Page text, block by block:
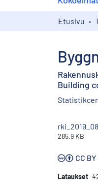
Etusivu
Building
285.9 KB
CC
Lataukset